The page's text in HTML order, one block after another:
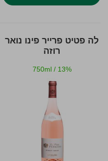
לה פטיט פרייר פינו נואר
רוזה
750ml / 13%